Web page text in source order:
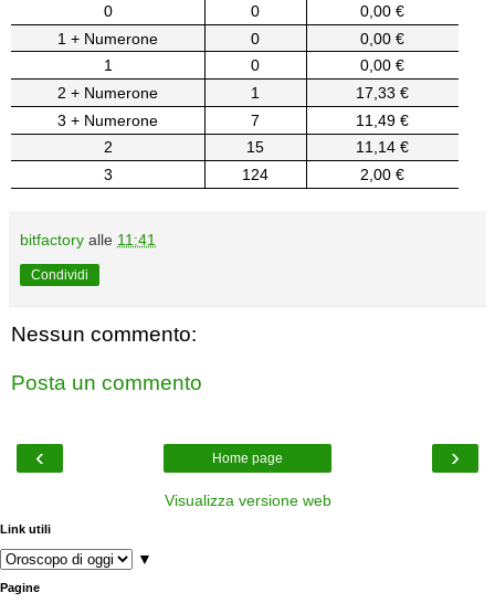
0
0
0,00 €
1 + Numerone
0
0,00 €
1
0
0,00 €
2 + Numerone
1
17,33 €
3 + Numerone
7
11,49 €
2
15
11,14 €
3
124 2,00 €
bitfactory alle 11:41
Condividi
Nessun commento:
Posta un commento
‹ ›
Home page
Visualizza versione web
Link utili
▼
Pagine